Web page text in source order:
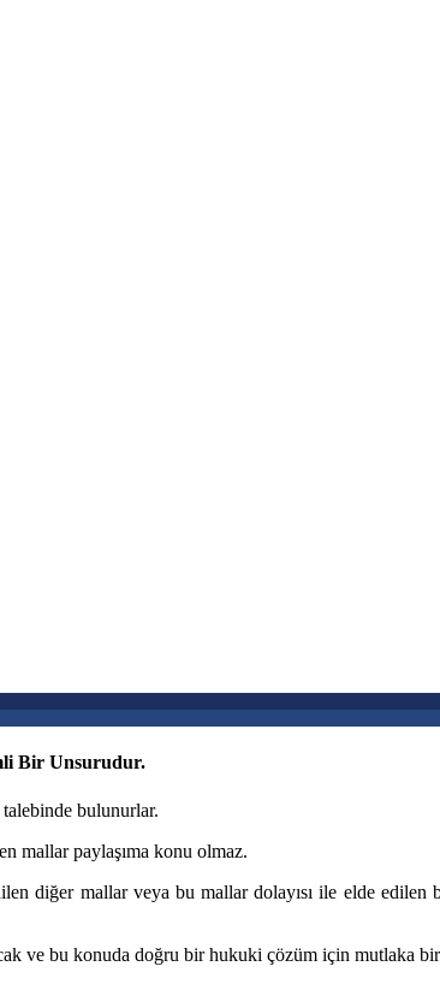
Bir Unsurudur.
bulunurlar.
mallar paylaşıma konu olmaz.
diğer mallar veya bu mallar dolayısı ile elde
ve bu konuda doğru bir hukuki çözüm için mutlaka bir